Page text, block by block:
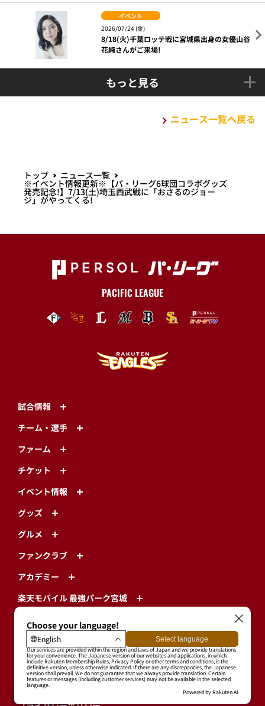
イベント
2026/07/24 (金)
8/18(火)千葉ロッテ戦に宮城県出身の女優山谷
花純さんがご来場!
もっと見る
ニュース一覧へ戻る
トップ ニュース一覧
※イベント情報更新※【パ・リーグ6球団コラボグッズ
発売記念!】7/13(土)埼玉西武戦に「おさるのジョー
ジ」がやってくる!
PACIFIC LEAGUE
試合情報
チーム・選手
ファーム
チケット
イベント情報
グッズ
グルメ
ファンクラブ
アカデミー
楽天モバイル 最強パーク宮城
エンターテインメント
TOHOKU SMILE ACTION
CSR
球団情報